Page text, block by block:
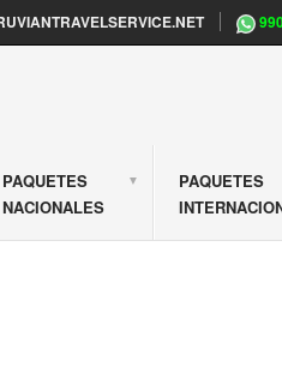
PAQUETES
NACIONALES
PAQUETES